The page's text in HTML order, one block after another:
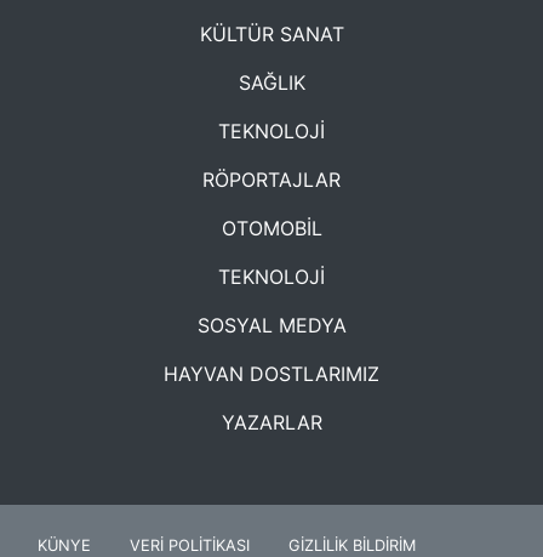
KÜLTÜR SANAT
SAĞLIK
TEKNOLOJİ
RÖPORTAJLAR
OTOMOBİL
TEKNOLOJİ
SOSYAL MEDYA
HAYVAN DOSTLARIMIZ
YAZARLAR
KÜNYE VERİ POLİTİKASI GİZLİLİK BİLDİRİM